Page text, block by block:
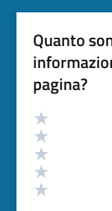
Quanto
pagina?
Valutazione